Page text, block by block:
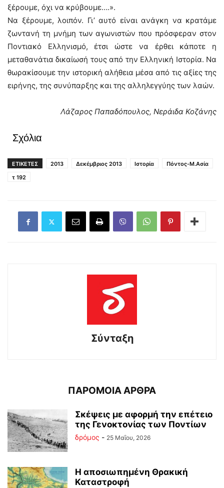
ξέρουμε, όχι να κρύβουμε….».
Να ξέρουμε, λοιπόν. Γι’ αυτό είναι ανάγκη να κρατάμε
ζωντανή τη μνήμη των αγωνιστών που πρόσφεραν στον
Ποντιακό Ελληνισμό, έτσι ώστε να έρθει κάποτε η
μεταθανάτια δικαίωσή τους από την Ελληνική Ιστορία. Να
θωρακίσουμε την ιστορική αλήθεια μέσα από τις αξίες της
ειρήνης, της συνύπαρξης και της αλληλεγγύης των λαών.
Λάζαρος Παπαδόπουλος, Νεράιδα Κοζάνης
Σχόλια
ΕΤΙΚΕΤΕΣ 2013 Δεκέμβριος 2013 Ιστορία
Πόντος-Μ.Ασία
τ 192
Σύνταξη
ΠΑΡΟΜΟΙΑ ΑΡΘΡΑ
Σκέψεις με αφορμή την επέτειο
της Γενοκτονίας των Ποντίων
δρόμος - 25 Μαΐου, 2026
Η αποσιωπημένη Θρακική
Καταστροφή